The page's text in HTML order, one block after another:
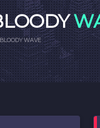
WAVE